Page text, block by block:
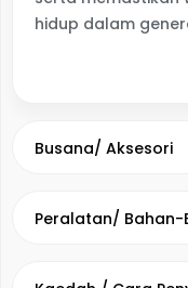
hidup dalam
Busana/ Aksesori
Peralatan/ Bahan-